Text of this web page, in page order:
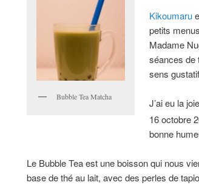
Bubble Tea Matcha
Kikoumaru
petits
Madame
séances de
sens
J’ai eu la
16 octobre
bonne
Le Bubble Tea est une boisson qui nous
base de thé au lait, avec des perles de